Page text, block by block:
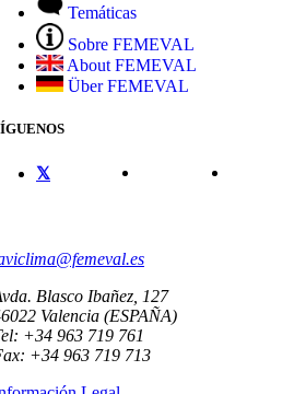
Temáticas
Sobre FEMEVAL
About FEMEVAL
Über FEMEVAL
Blasco Ibañez, 127
Valencia (ESPAÑA)
+34 963 719 761
+34 963 719 713